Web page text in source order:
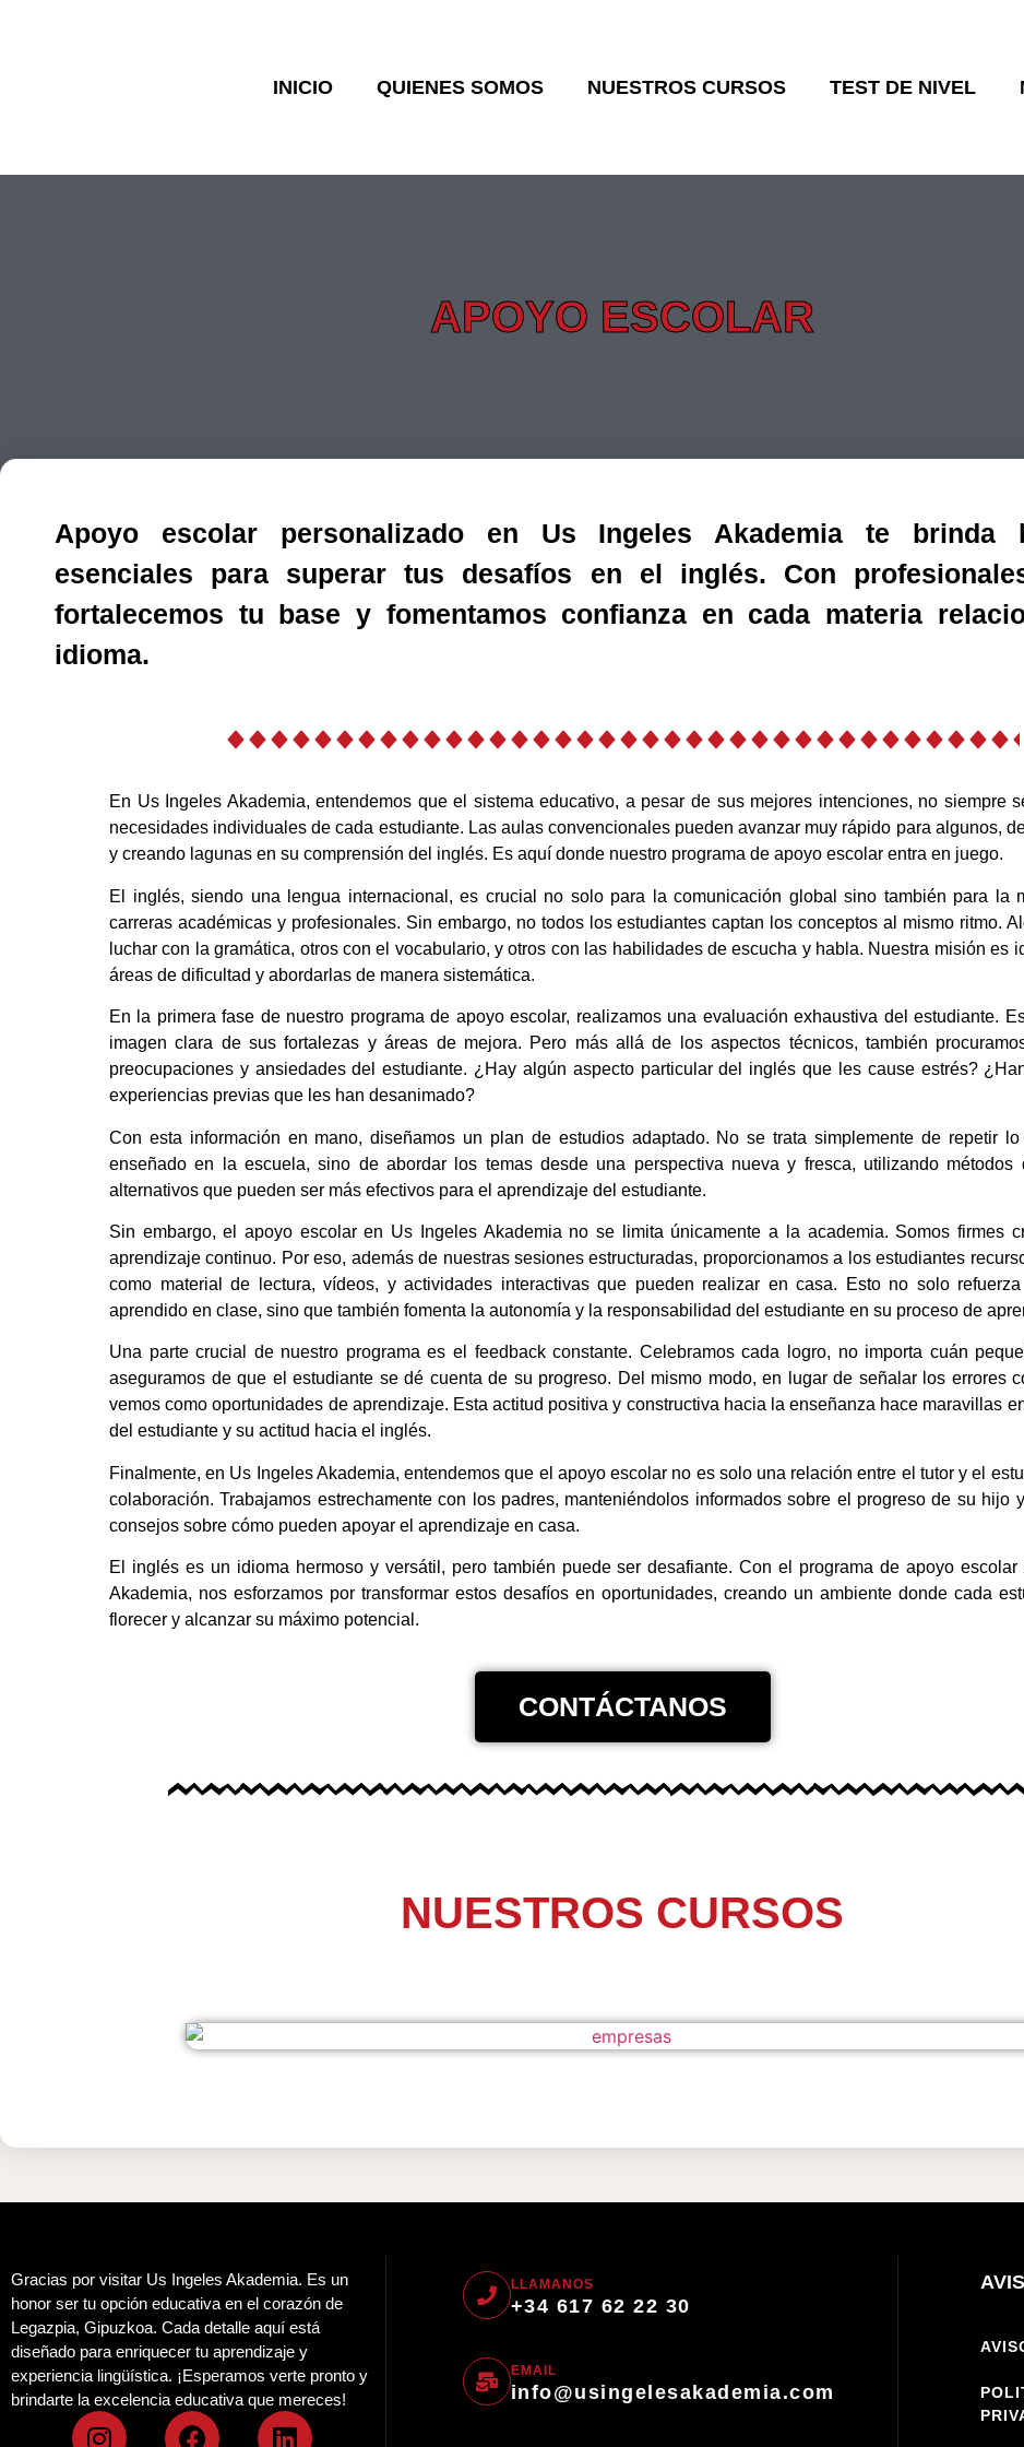
INICIO QUIENES SOMOS NUESTROS CURSOS TEST DE NIVEL
APOYO ESCOLAR
Apoyo escolar personalizado en Us Ingeles Akademia te brinda
esenciales para superar tus desafíos en el inglés. Con
fortalecemos tu base y fomentamos confianza en cada materia
idioma.
En Us Ingeles Akademia, entendemos que el sistema educativo, a pesar de sus mejores intenciones, no siempre
necesidades individuales de cada estudiante. Las aulas convencionales pueden avanzar muy rápido para algunos,
y creando lagunas en su comprensión del inglés. Es aquí donde nuestro programa de apoyo escolar entra en juego.
El inglés, siendo una lengua internacional, es crucial no solo para la comunicación global sino también para la
carreras académicas y profesionales. Sin embargo, no todos los estudiantes captan los conceptos al mismo ritmo.
luchar con la gramática, otros con el vocabulario, y otros con las habilidades de escucha y habla. Nuestra misión es
áreas de dificultad y abordarlas de manera sistemática.
En la primera fase de nuestro programa de apoyo escolar, realizamos una evaluación exhaustiva del estudiante.
imagen clara de sus fortalezas y áreas de mejora. Pero más allá de los aspectos técnicos, también
preocupaciones y ansiedades del estudiante. ¿Hay algún aspecto particular del inglés que les cause estrés?
experiencias previas que les han desanimado?
Con esta información en mano, diseñamos un plan de estudios adaptado. No se trata simplemente de repetir
enseñado en la escuela, sino de abordar los temas desde una perspectiva nueva y fresca, utilizando métodos
alternativos que pueden ser más efectivos para el aprendizaje del estudiante.
Sin embargo, el apoyo escolar en Us Ingeles Akademia no se limita únicamente a la academia. Somos firmes
aprendizaje continuo. Por eso, además de nuestras sesiones estructuradas, proporcionamos a los estudiantes
como material de lectura, vídeos, y actividades interactivas que pueden realizar en casa. Esto no solo
aprendido en clase, sino que también fomenta la autonomía y la responsabilidad del estudiante en su proceso de
Una parte crucial de nuestro programa es el feedback constante. Celebramos cada logro, no importa cuán
aseguramos de que el estudiante se dé cuenta de su progreso. Del mismo modo, en lugar de señalar los errores
vemos como oportunidades de aprendizaje. Esta actitud positiva y constructiva hacia la enseñanza hace maravillas
del estudiante y su actitud hacia el inglés.
Finalmente, en Us Ingeles Akademia, entendemos que el apoyo escolar no es solo una relación entre el tutor y el
colaboración. Trabajamos estrechamente con los padres, manteniéndolos informados sobre el progreso de su hijo
consejos sobre cómo pueden apoyar el aprendizaje en casa.
El inglés es un idioma hermoso y versátil, pero también puede ser desafiante. Con el programa de apoyo
Akademia, nos esforzamos por transformar estos desafíos en oportunidades, creando un ambiente donde cada
florecer y alcanzar su máximo potencial.
CONTÁCTANOS
NUESTROS CURSOS
Gracias por visitar Us Ingeles Akademia. Es un
honor ser tu opción educativa en el corazón de
Legazpia, Gipuzkoa. Cada detalle aquí está
diseñado para enriquecer tu aprendizaje y
experiencia lingüística. ¡Esperamos verte pronto y
brindarte la excelencia educativa que mereces!
LLAMANOS
+34 617 62 22 30
EMAIL
info@usingelesakademia.com